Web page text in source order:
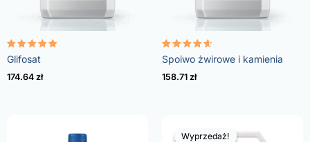
Oceniono
4.96
na 5
Glifosat
174.64 zł
Oceniono
4.57
na 5
Spoiwo żwirowe i kamienia
158.71 zł
Wyprzedaż!
Wyprzedaż!